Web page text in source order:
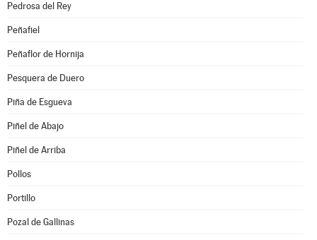
Pedrosa del Rey
Peñafiel
Peñaflor de Hornija
Pesquera de Duero
Piña de Esgueva
Piñel de Abajo
Piñel de Arriba
Pollos
Portillo
Pozal de Gallinas